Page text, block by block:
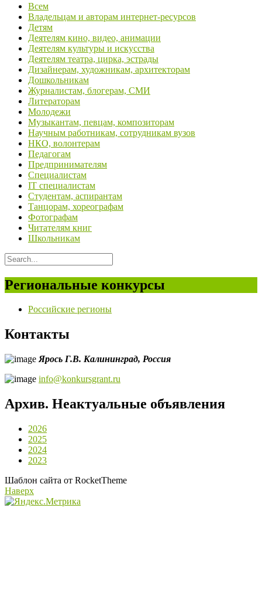
Всем
Владельцам и авторам интернет-ресурсов
Детям
Деятелям кино, видео, анимации
Деятелям культуры и искусства
Деятелям театра, цирка, эстрады
Дизайнерам, художникам, архитекторам
Дошкольникам
Журналистам, блогерам, СМИ
Литераторам
Молодежи
Музыкантам, певцам, композиторам
Научным работникам, сотрудникам вузов
НКО, волонтерам
Педагогам
Предпринимателям
Специалистам
IT специалистам
Студентам, аспирантам
Танцорам, хореографам
Фотографам
Читателям книг
Школьникам
Региональные конкурсы
Российские регионы
Контакты
Ярось Г.В. Калининград, Россия
info@konkursgrant.ru
Архив. Неактуальные объявления
2026
2025
2024
2023
Шаблон сайта от RocketTheme
Наверх